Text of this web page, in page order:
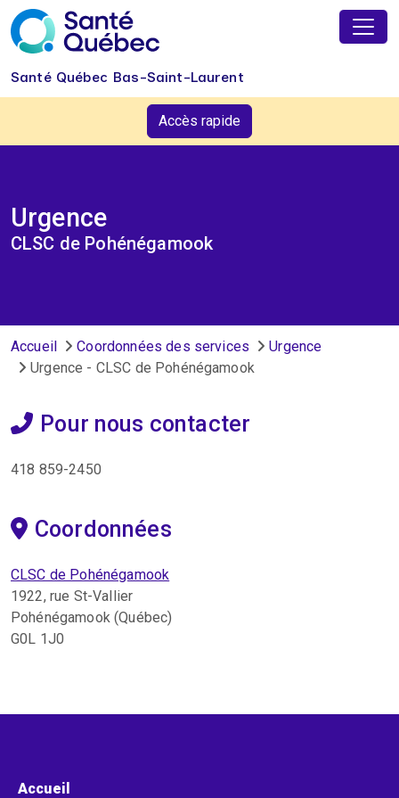
Aller au contenu principal
Santé Québec Bas-Saint-Laurent
Accès rapide
Urgence
CLSC de Pohénégamook
Fil d'Ariane
Accueil Coordonnées des services
Urgence
Urgence - CLSC de Pohénégamook
Pour nous contacter
418 859-2450
Coordonnées
CLSC de Pohénégamook
1922, rue St-Vallier
Pohénégamook (Québec)
G0L 1J0
Menu pied de page
Accueil